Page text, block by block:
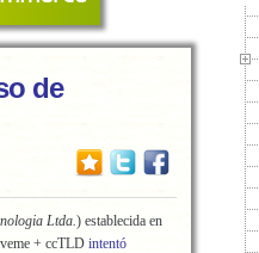
de
Ltda.) establecida en
+ ccTLD intentó